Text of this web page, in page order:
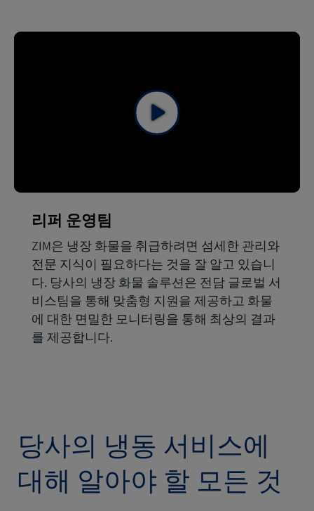
리퍼 운영팀
ZIM은 냉장 화물을 취급하려면 섬세한 관리와
전문 지식이 필요하다는 것을 잘 알고 있습니
다. 당사의 냉장 화물 솔루션은 전담 글로벌 서
비스팀을 통해 맞춤형 지원을 제공하고 화물
에 대한 면밀한 모니터링을 통해 최상의 결과
를 제공합니다.
당사의 냉동 서비스에
대해 알아야 할 모든 것